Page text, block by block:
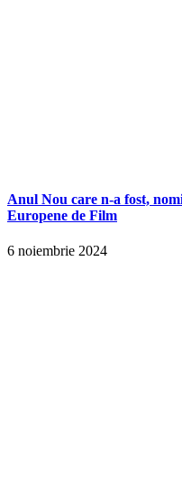
Anul Nou care n-a fost,
Europene de Film
6 noiembrie 2024